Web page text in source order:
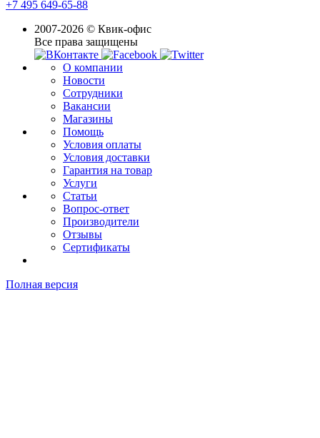
+7 495 649-65-88
2007-2026 © Квик-офис
Все права защищены
О компании
Новости
Сотрудники
Вакансии
Магазины
Помощь
Условия оплаты
Условия доставки
Гарантия на товар
Услуги
Статьи
Вопрос-ответ
Производители
Отзывы
Сертификаты
Полная версия